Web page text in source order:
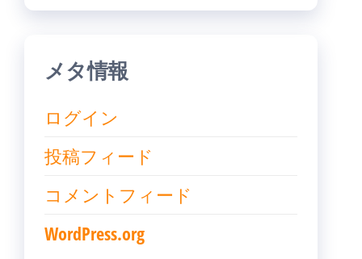
メタ情報
ログイン
投稿フィード
コメントフィード
WordPress.org